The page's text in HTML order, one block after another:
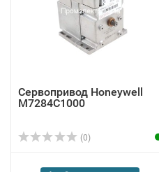
Сервопривод Honeywell
M7284C1000
(0)